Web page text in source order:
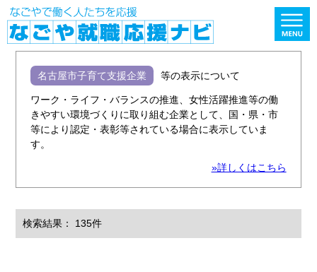
名古屋市子育て支援企業 等の表示について
ワーク・ライフ・バランスの推進、女性活躍推進等の働
きやすい環境づくりに取り組む企業として、国・県・市
等により認定・表彰等されている場合に表示していま
す。
»詳しくはこちら
検索結果： 135件